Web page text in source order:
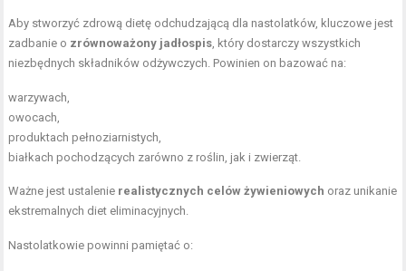
Aby stworzyć zdrową dietę odchudzającą dla nastolatków, kluczowe jest
zadbanie o zrównoważony jadłospis , który dostarczy wszystkich
niezbędnych składników odżywczych. Powinien on bazować na:
warzywach,
owocach,
produktach pełnoziarnistych,
białkach pochodzących zarówno z roślin, jak i zwierząt.
Ważne jest ustalenie realistycznych celów żywieniowych oraz unikanie
ekstremalnych diet eliminacyjnych.
Nastolatkowie powinni pamiętać o: